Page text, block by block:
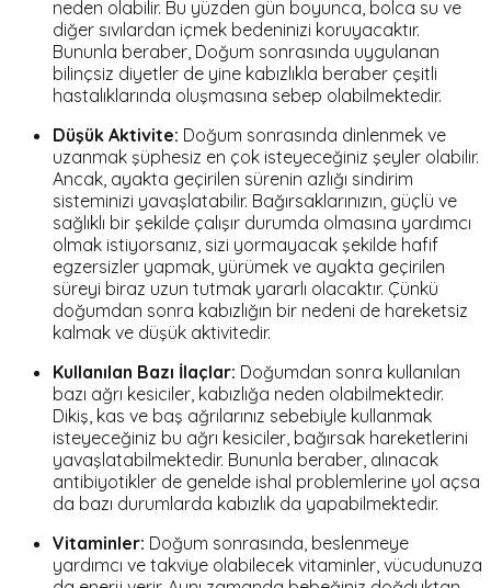
neden olabilir. Bu yüzden gün boyunca, bolca su ve
diğer sıvılardan içmek bedeninizi koruyacaktır.
Bununla beraber, Doğum sonrasında uygulanan
bilinçsiz diyetler de yine kabızlıkla beraber çeşitli
hastalıklarında oluşmasına sebep olabilmektedir.
Düşük Aktivite: Doğum sonrasında dinlenmek ve
uzanmak şüphesiz en çok isteyeceğiniz şeyler olabilir.
Ancak, ayakta geçirilen sürenin azlığı sindirim
sisteminizi yavaşlatabilir. Bağırsaklarınızın, güçlü ve
sağlıklı bir şekilde çalışır durumda olmasına yardımcı
olmak istiyorsanız, sizi yormayacak şekilde hafif
egzersizler yapmak, yürümek ve ayakta geçirilen
süreyi biraz uzun tutmak yararlı olacaktır. Çünkü
doğumdan sonra kabızlığın bir nedeni de hareketsiz
kalmak ve düşük aktivitedir.
Kullanılan Bazı İlaçlar: Doğumdan sonra kullanılan
bazı ağrı kesiciler, kabızlığa neden olabilmektedir.
Dikiş, kas ve baş ağrılarınız sebebiyle kullanmak
isteyeceğiniz bu ağrı kesiciler, bağırsak hareketlerini
yavaşlatabilmektedir. Bununla beraber, alınacak
antibiyotikler de genelde ishal problemlerine yol açsa
da bazı durumlarda kabızlık da yapabilmektedir.
Vitaminler: Doğum sonrasında, beslenmeye
yardımcı ve takviye olabilecek vitaminler, vücudunuza